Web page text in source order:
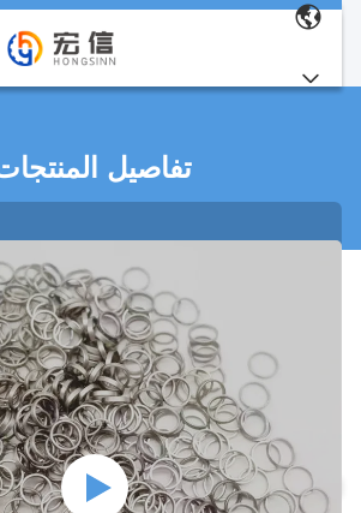
تفاصيل المنتجات